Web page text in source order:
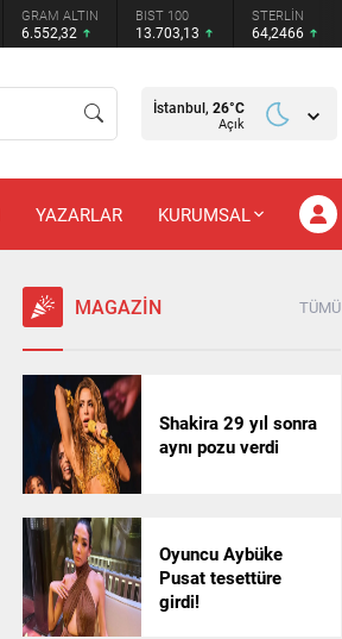
GRAM ALTIN
6.552,32
BIST 100
13.703,13
STERLİN
64,2466
İstanbul, 26°C
Açık
YAZARLAR KURUMSAL
MAGAZİN TÜMÜ
Shakira 29 yıl sonra
aynı pozu verdi
Oyuncu Aybüke
Pusat tesettüre
girdi!